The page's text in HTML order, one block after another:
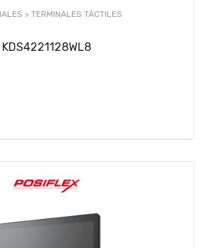
> TERMINALES TÁCTILES
KDS4221128WL8